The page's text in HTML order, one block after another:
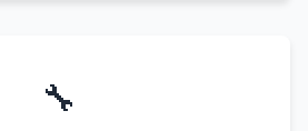
🔧